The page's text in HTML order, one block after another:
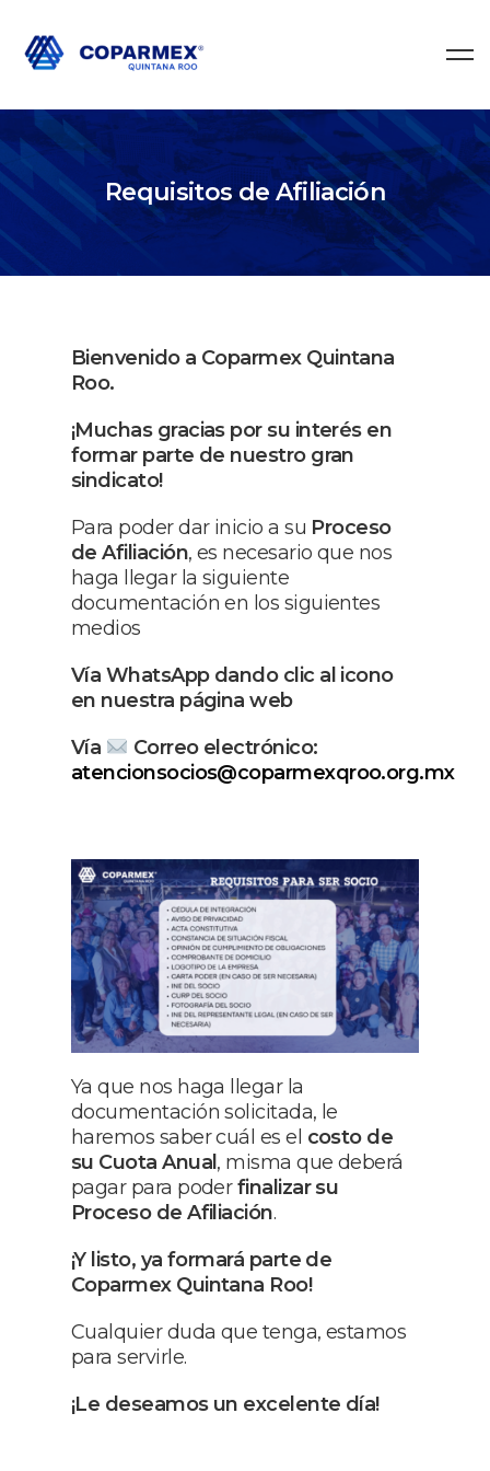
Requisitos de Afiliación
Bienvenido a Coparmex Quintana
Roo.
¡Muchas gracias por su interés en
formar parte de nuestro gran
sindicato!
Para poder dar inicio a su Proceso
de Afiliación, es necesario que nos
haga llegar la siguiente
documentación en los siguientes
medios
Vía WhatsApp dando clic al icono
en nuestra página web
Vía
Correo electrónico:
atencionsocios@coparmexqroo.org.mx
Ya que nos haga llegar la
documentación solicitada, le
haremos saber cuál es el costo de
su Cuota Anual, misma que deberá
pagar para poderfinalizar su
Proceso de Afiliación.
¡Y listo, ya formará parte de
Coparmex Quintana Roo!
Cualquier duda que tenga, estamos
para servirle.
¡Le deseamos un excelente día!